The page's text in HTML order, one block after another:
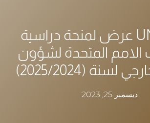
UNOOSA عرض لمنحة دراسية
المتحدة لشؤون
لسنة (2025/2024)
ديسمبر 25, 2023